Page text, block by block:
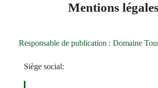
Mentions légales
Responsable de publication : Domaine
Siège social: